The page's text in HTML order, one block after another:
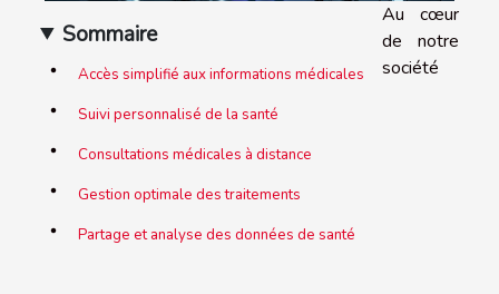
Sommaire
Accès simplifié aux informations médicales
Suivi personnalisé de la santé
Consultations médicales à distance
Gestion optimale des traitements
Partage et analyse des données de santé
Au cœur
de notre
société